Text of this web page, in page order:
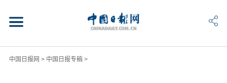
中国日报网 > 中国日报专稿>